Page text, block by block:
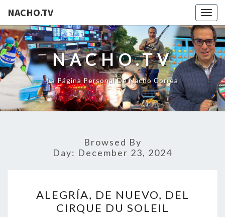
NACHO.TV
NACHO.TV
La Página Personal De Nacho Correa
Browsed By
Day: December 23, 2024
DE
NUEVO,
ALEGRÍA, DE NUEVO, DEL
CIRQUE DU SOLEIL